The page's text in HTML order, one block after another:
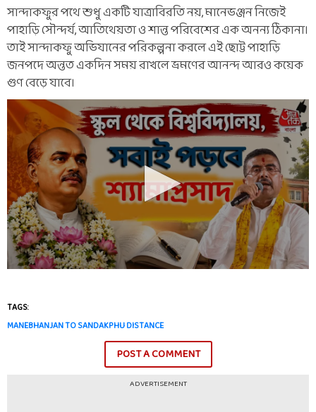
সান্দাকফুর পথে শুধু একটি যাত্রাবিরতি নয়, মানেভঞ্জন নিজেই
পাহাড়ি সৌন্দর্য, আতিথেয়তা ও শান্ত পরিবেশের এক অনন্য ঠিকানা।
তাই সান্দাকফু অভিযানের পরিকল্পনা করলে এই ছোট্ট পাহাড়ি
জনপদে অন্তত একদিন সময় রাখলে ভ্রমণের আনন্দ আরও কয়েক
গুণ বেড়ে যাবে।
TAGS:
MANEBHANJAN TO SANDAKPHU DISTANCE
POST A COMMENT
ADVERTISEMENT